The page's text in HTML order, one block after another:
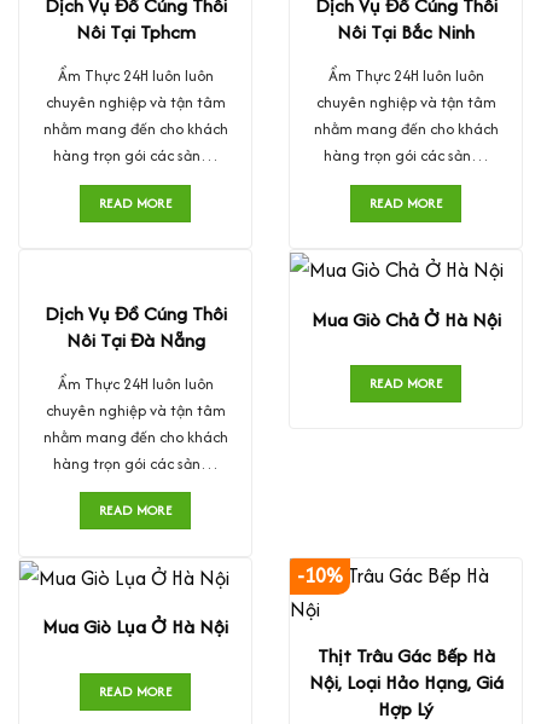
Dịch Vụ Đồ Cúng Thôi
Nôi Tại Tphcm
Ẩm Thực 24H luôn luôn
chuyên nghiệp và tận tâm
nhằm mang đến cho khách
hàng trọn gói các sản…
READ MORE
Dịch Vụ Đồ Cúng Thôi
Nôi Tại Bắc Ninh
Ẩm Thực 24H luôn luôn
chuyên nghiệp và tận tâm
nhằm mang đến cho khách
hàng trọn gói các sản…
READ MORE
Dịch Vụ Đồ Cúng Thôi
Nôi Tại Đà Nẵng
Ẩm Thực 24H luôn luôn
chuyên nghiệp và tận tâm
nhằm mang đến cho khách
hàng trọn gói các sản…
READ MORE
Mua Giò Chả Ở Hà Nội
READ MORE
Mua Giò Lụa Ở Hà Nội
READ MORE
-10%
Thịt Trâu Gác Bếp Hà
Nội, Loại Hảo Hạng, Giá
Hợp Lý